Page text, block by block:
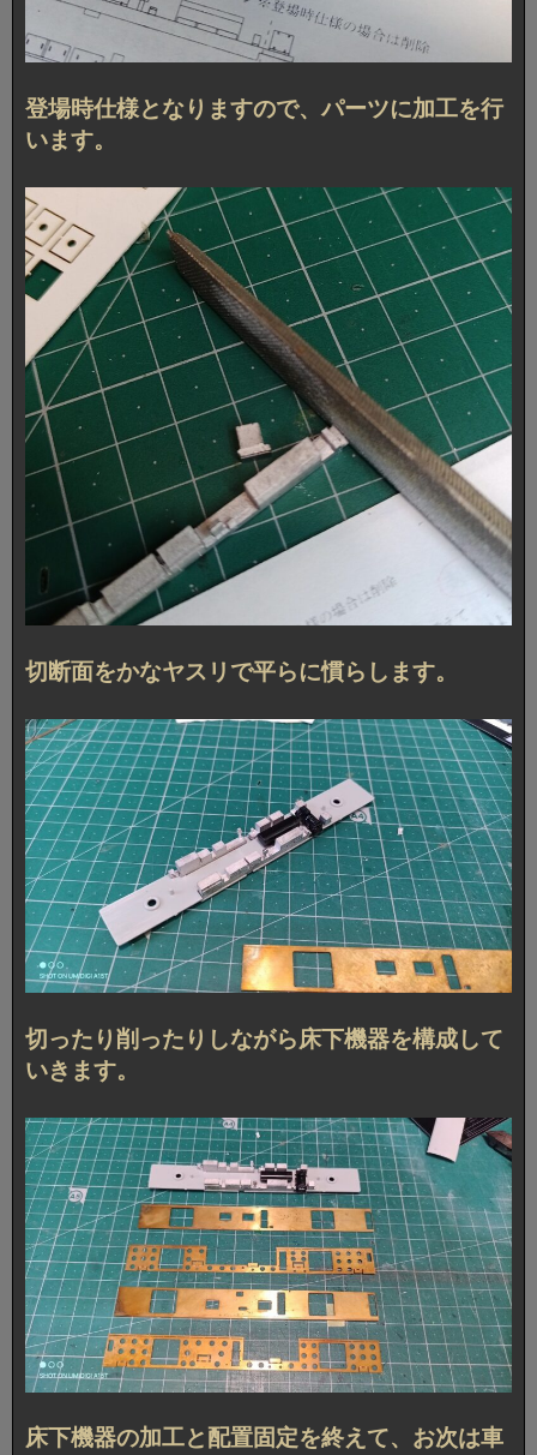
登場時仕様となりますので、パーツに加工を行
います。
切断面をかなヤスリで平らに慣らします。
切ったり削ったりしながら床下機器を構成して
いきます。
床下機器の加工と配置固定を終えて、お次は車